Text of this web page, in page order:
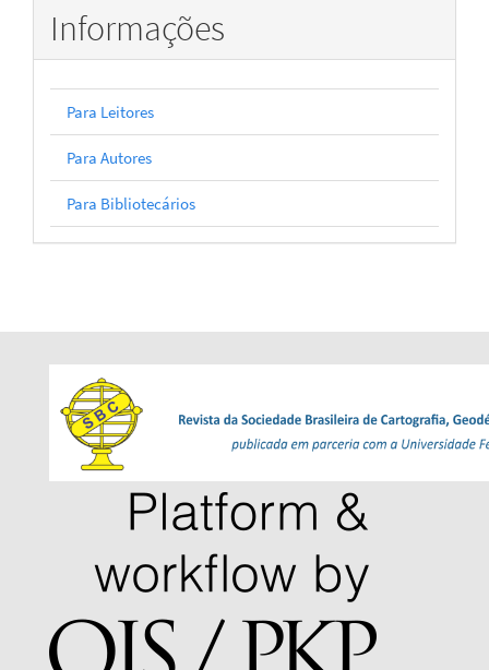
Informações
Para Leitores
Para Autores
Para Bibliotecários